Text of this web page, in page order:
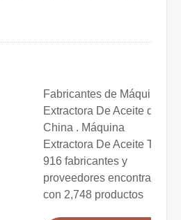
Fabricantes de Máquina
Extractora De Aceite de
China . Máquina
Extractora De Aceite Total
916 fabricantes y
proveedores encontrados
con 2,748 productos